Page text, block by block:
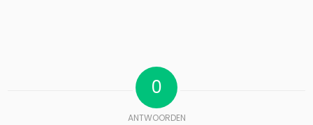
0
ANTWOORDEN